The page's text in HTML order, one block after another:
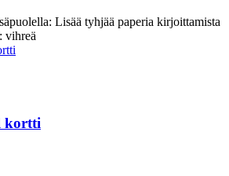
Lisää tyhjää paperia kirjoittamista
vihreä
kortti